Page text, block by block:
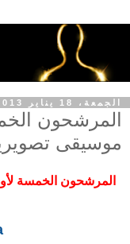
الجمعة، 18 يناير 2013
المرشحون
موسيقى تصويرية
المرشحون الخمسة